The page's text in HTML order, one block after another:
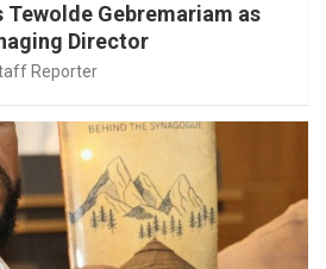
Gebremariam as
Director
Reporter